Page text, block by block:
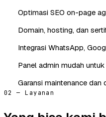
Optimasi SEO on-page
Domain, hosting, dan
Integrasi WhatsApp,
Panel admin mudah
Garansi maintenance dan
02 — Layanan